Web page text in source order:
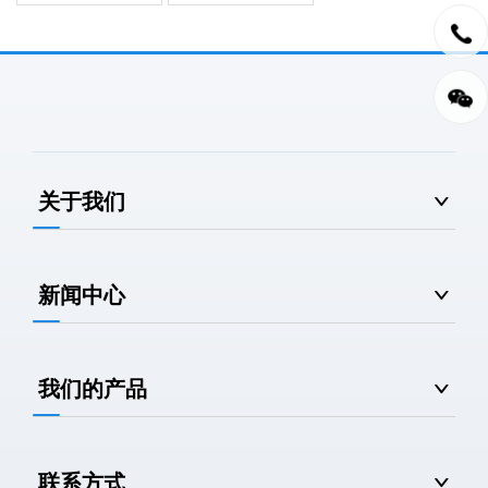
关于我们
新闻中心
我们的产品
联系方式